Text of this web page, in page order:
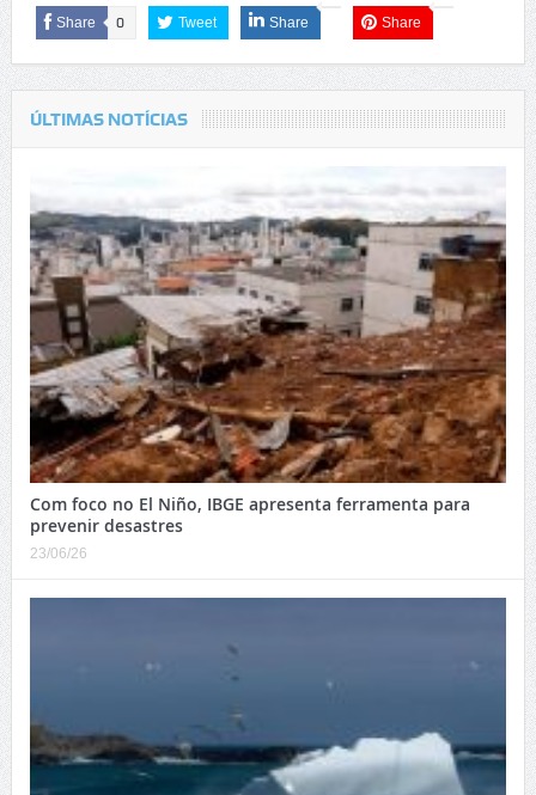
Share 0 Tweet Share Share
ÚLTIMAS NOTÍCIAS
Com foco no El Niño, IBGE apresenta ferramenta para
prevenir desastres
23/06/26